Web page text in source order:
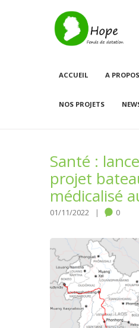
ACCUEIL A
NOS PROJETS
Santé :
projet
médicalisé
01/11/2022 0